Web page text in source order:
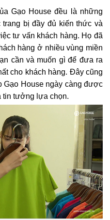
Gạo House đều là những
bị đầy đủ kiến thức và
tư vấn khách hàng. Họ đã
hàng ở nhiều vùng miền
cần và muốn gì để đưa ra
cho khách hàng. Đây cũng
Gạo House ngày càng được
tin tưởng lựa chọn.